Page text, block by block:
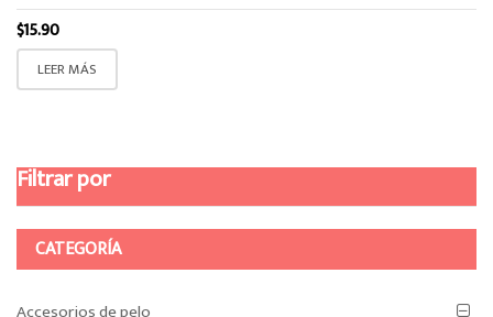
$15.90
LEER MÁS
Filtrar por
CATEGORÍA